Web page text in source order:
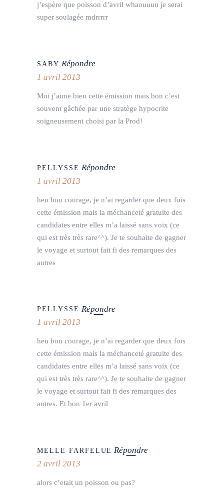
j’espère que poisson d’avril whaouuuu je serai
super soulagée mdrrrrr
SABY Répondre
1 avril 2013
Moi j’aime bien cette émission mais bon c’est
souvent gâchée par une stratège hypocrite
soigneusement choisi par la Prod!
PELLYSSE Répondre
1 avril 2013
heu bon courage, je n’ai regarder que deux fois
cette émission mais la méchanceté gratuite des
candidates entre elles m’a laissé sans voix (ce
qui est très très rare^^). Je te souhaite de gagner
le voyage et surtout fait fi des remarques des
autres
PELLYSSE Répondre
1 avril 2013
heu bon courage, je n’ai regarder que deux fois
cette émission mais la méchanceté gratuite des
candidates entre elles m’a laissé sans voix (ce
qui est très très rare^^). Je te souhaite de gagner
le voyage et surtout fait fi des remarques des
autres. Et bon 1er avril
MELLE FARFELUE Répondre
2 avril 2013
alors c’etait un poisson ou pas?